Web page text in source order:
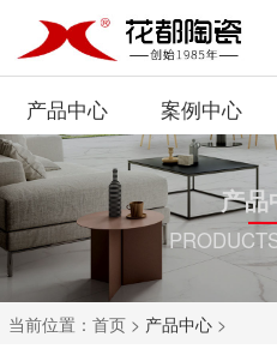
产品中心 案例中心
产品
当前位置： 首页 > 产品中心 >